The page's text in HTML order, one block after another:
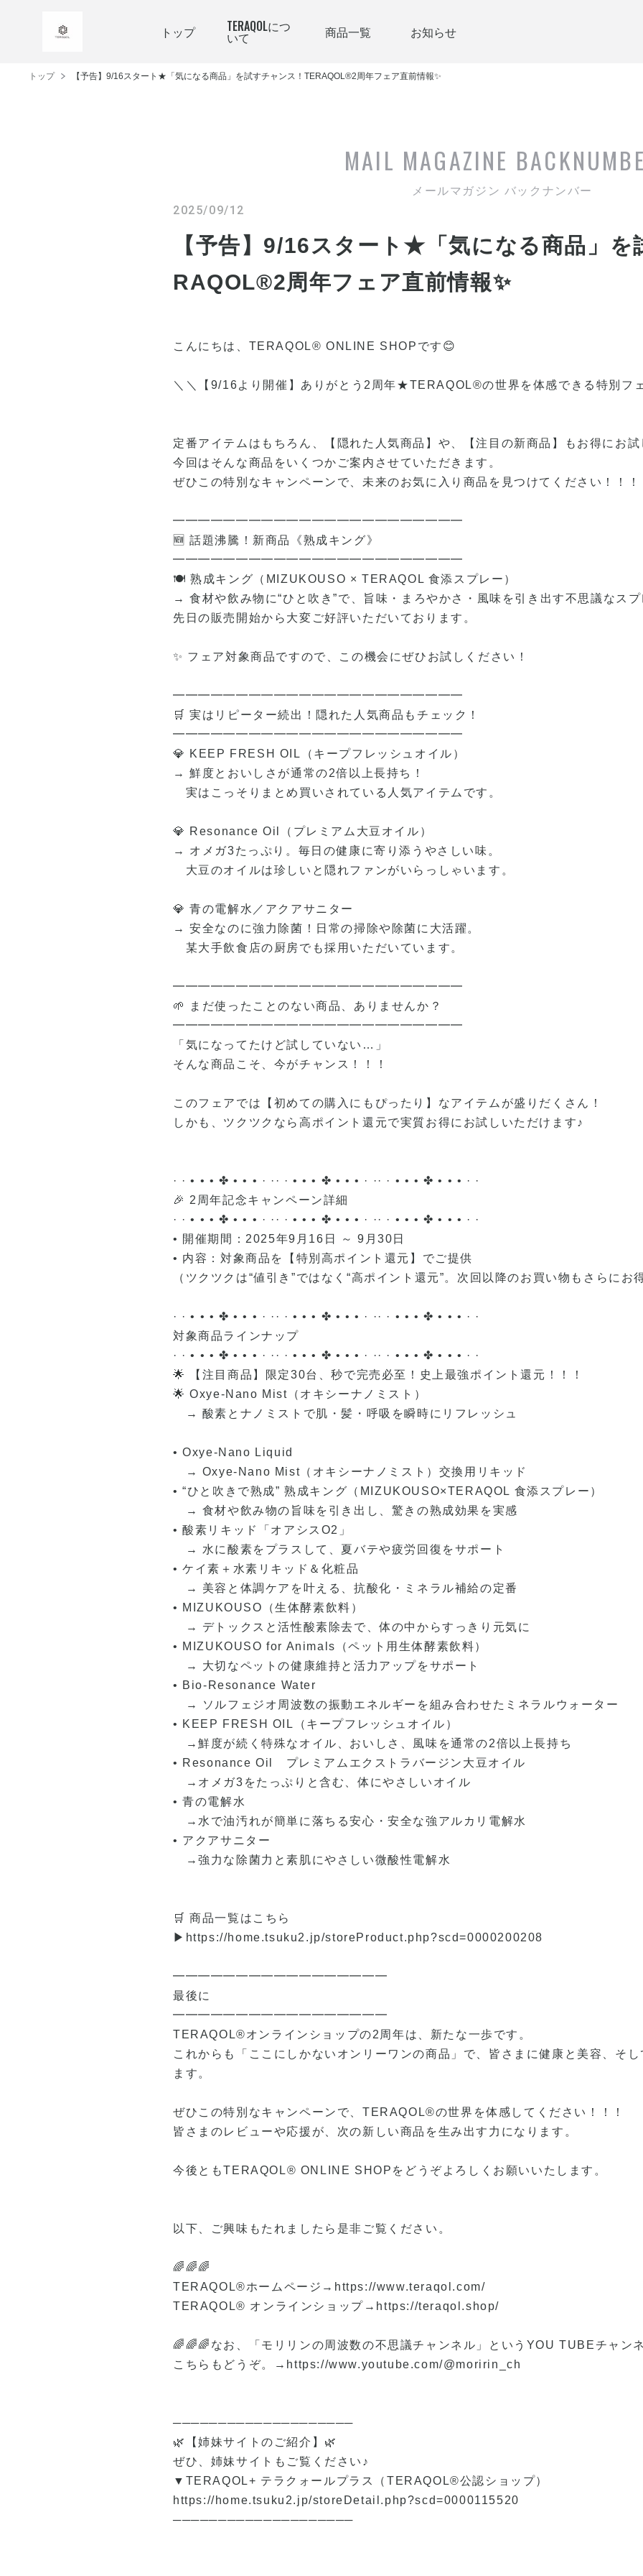
トップ TERAQOLにつ
いて 商品一覧 お知らせ
トップ 【予告】9/16スタート★「気になる商品」を試すチャンス！TERAQOL®2周年フェア直前情報✨
MAIL MAGAZINE
メールマガジン バックナンバー
2025/09/12
【予告】9/16スタート★「気になる商品」を
RAQOL®2周年フェア直前情報✨
こんにちは、TERAQOL® ONLINE SHOPです😊
＼＼【9/16より開催】ありがとう2周年★TERAQOL®の世界を体感できる特別フ
定番アイテムはもちろん、【隠れた人気商品】や、【注目の新商品】もお得にお試
今回はそんな商品をいくつかご案内させていただきます。
ぜひこの特別なキャンペーンで、未来のお気に入り商品を見つけてください！！！
━━━━━━━━━━━━━━━━━━━━━━━
🆕 話題沸騰！新商品《熟成キング》
━━━━━━━━━━━━━━━━━━━━━━━
🍽️ 熟成キング（MIZUKOUSO × TERAQOL 食添スプレー）
→ 食材や飲み物に“ひと吹き”で、旨味・まろやかさ・風味を引き出す不思議なスプ
先日の販売開始から大変ご好評いただいております。
✨ フェア対象商品ですので、この機会にぜひお試しください！
━━━━━━━━━━━━━━━━━━━━━━━
🛒 実はリピーター続出！隠れた人気商品もチェック！
━━━━━━━━━━━━━━━━━━━━━━━
💎 KEEP FRESH OIL（キープフレッシュオイル）
→ 鮮度とおいしさが通常の2倍以上長持ち！
実はこっそりまとめ買いされている人気アイテムです。
💎 Resonance Oil（プレミアム大豆オイル）
→ オメガ3たっぷり。毎日の健康に寄り添うやさしい味。
大豆のオイルは珍しいと隠れファンがいらっしゃいます。
💎 青の電解水／アクアサニター
→ 安全なのに強力除菌！日常の掃除や除菌に大活躍。
某大手飲食店の厨房でも採用いただいています。
━━━━━━━━━━━━━━━━━━━━━━━
🌱 まだ使ったことのない商品、ありませんか？
━━━━━━━━━━━━━━━━━━━━━━━
「気になってたけど試していない…」
そんな商品こそ、今がチャンス！！！
このフェアでは【初めての購入にもぴったり】なアイテムが盛りだくさん！
しかも、ツクツクなら高ポイント還元で実質お得にお試しいただけます♪
· · • • • ✤ • • • · ·· · • • • ✤ • • • · ·· · • • • ✤ • • • · ·
🎉 2周年記念キャンペーン詳細
· · • • • ✤ • • • · ·· · • • • ✤ • • • · ·· · • • • ✤ • • • · ·
• 開催期間：2025年9月16日 ～ 9月30日
• 内容：対象商品を【特別高ポイント還元】でご提供
（ツクツクは“値引き”ではなく“高ポイント還元”。次回以降のお買い物もさらにお
· · • • • ✤ • • • · ·· · • • • ✤ • • • · ·· · • • • ✤ • • • · ·
対象商品ラインナップ
· · • • • ✤ • • • · ·· · • • • ✤ • • • · ·· · • • • ✤ • • • · ·
🌟 【注目商品】限定30台、秒で完売必至！史上最強ポイント還元！！！
🌟 Oxye-Nano Mist（オキシーナノミスト）
→ 酸素とナノミストで肌・髪・呼吸を瞬時にリフレッシュ
• Oxye-Nano Liquid
→ Oxye-Nano Mist（オキシーナノミスト）交換用リキッド
• “ひと吹きで熟成” 熟成キング（MIZUKOUSO×TERAQOL 食添スプレー）
→ 食材や飲み物の旨味を引き出し、驚きの熟成効果を実感
• 酸素リキッド「オアシスO2」
→ 水に酸素をプラスして、夏バテや疲労回復をサポート
• ケイ素＋水素リキッド＆化粧品
→ 美容と体調ケアを叶える、抗酸化・ミネラル補給の定番
• MIZUKOUSO（生体酵素飲料）
→ デトックスと活性酸素除去で、体の中からすっきり元気に
• MIZUKOUSO for Animals（ペット用生体酵素飲料）
→ 大切なペットの健康維持と活力アップをサポート
• Bio-Resonance Water
→ ソルフェジオ周波数の振動エネルギーを組み合わせたミネラルウォーター
• KEEP FRESH OIL（キープフレッシュオイル）
→鮮度が続く特殊なオイル、おいしさ、風味を通常の2倍以上長持ち
• Resonance Oil プレミアムエクストラバージン大豆オイル
→オメガ3をたっぷりと含む、体にやさしいオイル
• 青の電解水
→水で油汚れが簡単に落ちる安心・安全な強アルカリ電解水
• アクアサニター
→強力な除菌力と素肌にやさしい微酸性電解水
🛒 商品一覧はこちら
▶ https://home.tsuku2.jp/storeProduct.php?scd=0000200208
━━━━━━━━━━━━━━━━━
最後に
━━━━━━━━━━━━━━━━━
TERAQOL®オンラインショップの2周年は、新たな一歩です。
これからも「ここにしかないオンリーワンの商品」で、皆さまに健康と美容、そ
ます。
ぜひこの特別なキャンペーンで、TERAQOL®の世界を体感してください！！！
皆さまのレビューや応援が、次の新しい商品を生み出す力になります。
今後ともTERAQOL® ONLINE SHOPをどうぞよろしくお願いいたします。
以下、ご興味もたれましたら是非ご覧ください。
🌈🌈🌈
TERAQOL®ホームページ→ https://www.teraqol.com/
TERAQOL® オンラインショップ→ https://teraqol.shop/
🌈🌈🌈なお、「モリリンの周波数の不思議チャンネル」というYOU TUBEチャン
こちらもどうぞ。→ https://www.youtube.com/@moririn_ch
────────────────────
🌿【姉妹サイトのご紹介】🌿
ぜひ、姉妹サイトもご覧ください♪
▼TERAQOL+ テラクォールプラス（TERAQOL®公認ショップ）
https://home.tsuku2.jp/storeDetail.php?scd=0000115520
────────────────────